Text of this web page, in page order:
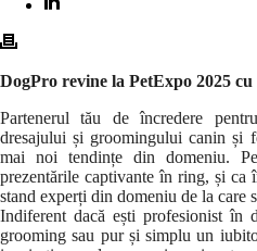
DogPro revine la PetExpo 2025
Partenerul tău de încredere
dresajului și groomingului canin și
mai noi tendințe din domeniu.
prezentările captivante în ring, și ca
stand experți din domeniu de la care
Indiferent dacă ești profesionist în
grooming sau pur și simplu un